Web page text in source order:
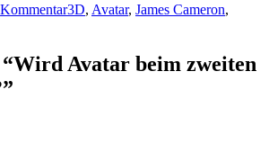
KommentarTags
3D, Avatar, James Cameron,
Avatar beim zweiten